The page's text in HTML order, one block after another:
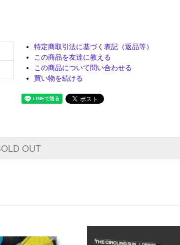
特定商取引法に基づく表記（返品等）
この商品を友達に教える
この商品について問い合わせる
買い物を続ける
OUT